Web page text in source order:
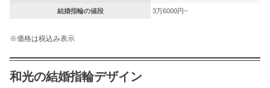
結婚指輪の値段 3万6000円~
※価格は税込み表示
和光の結婚指輪デザイン